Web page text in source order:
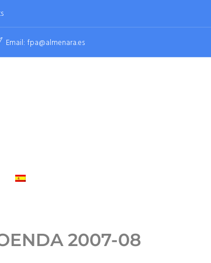
Email: fpa@almenara.es
2007-08